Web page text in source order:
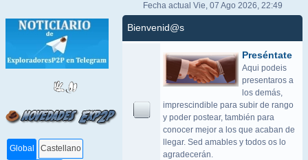
Global Castellano
Fecha actual Vie, 07 Ago 2026, 22:49
Bienvenid@s
Preséntate
Aqui podeis
presentaros a
los demás,
imprescindible para subir de rango
y poder postear, también para
conocer mejor a los que acaban de
llegar. Sed amables y todos os lo
agradecerán.